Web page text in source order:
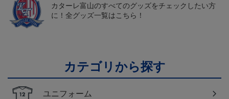
カターレ富山のすべてのグッズをチェックしたい方
に！全グッズ一覧はこちら！
カテゴリから探す
ユニフォーム